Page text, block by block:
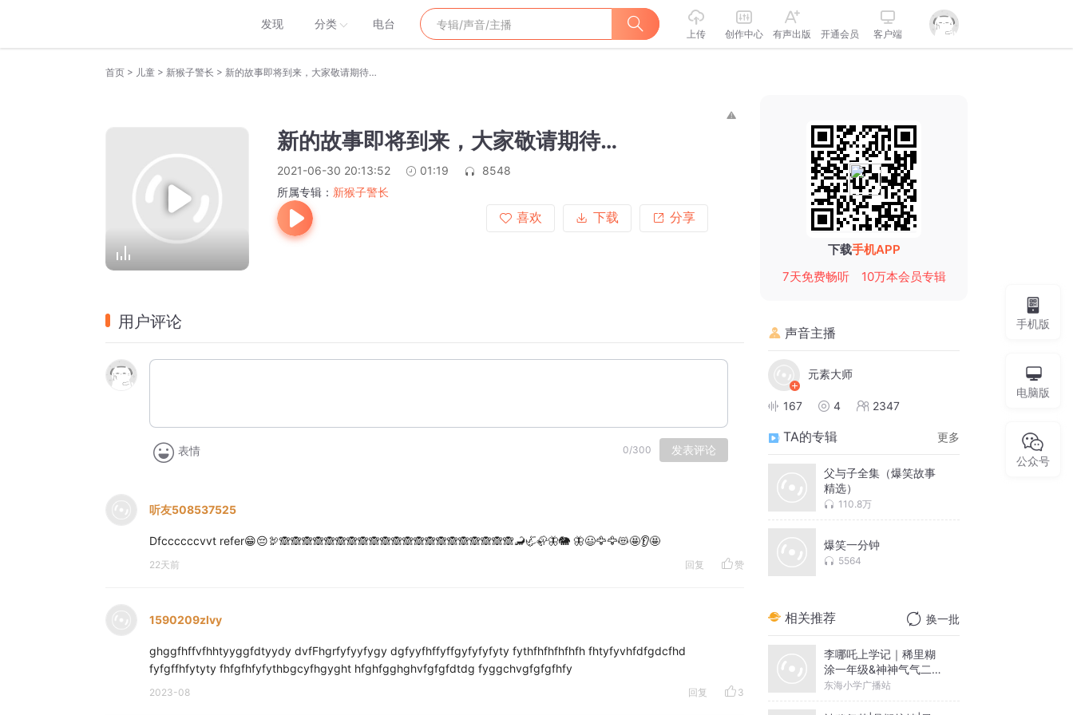
发现 分类 电台
上传 创作中心 有声出版 开通会员 客户端
首页 > 儿童 > 新猴子警长 > 新的故事即将到来，大家敬请期待…
新的故事即将到来，大家敬请期待…
2021-06-30 20:13:52 01:19
8548
所属专辑： 新猴子警长
喜欢
下载 分享
用户评论
表情 0/300 发表评论
听友508537525
Dfccccccvvt refer😁😔🦃🙈🙈🙈🙈🙈🙈🙈🙈🙈🙈🙈🙈🙈🙈🙈🙈🙈🙈🙈🙈🙈🦂🦏🦣🦋🐘 🦋😃🦅🦅😻🤩👂🤩
22天前 回复 赞
1590209zlvy
ghggfhffvfhhtyyggfdtyydy dvfFhgrfyfyyfygy dgfyyfhffyffgyfyfyfyty fythfhfhfhfhfh fhtyfyvhfdfgdcfhd
fyfgffhfytyty fhfgfhfyfythbgcyfhgyght hfghfgghghvfgfgfdtdg fyggchvgfgfgfhfy
2023-08 回复 3
下载手机APP
7天免费畅听
10万本会员专辑
声音主播
元素大师
167 4 2347
TA的专辑 更多
父与子全集（爆笑故事
精选）
110.8万
爆笑一分钟
5564
相关推荐 换一批
李哪吒上学记｜稀里糊
涂一年级&神神气气二年
级
东海小学广播站
手机版
电脑版
公众号